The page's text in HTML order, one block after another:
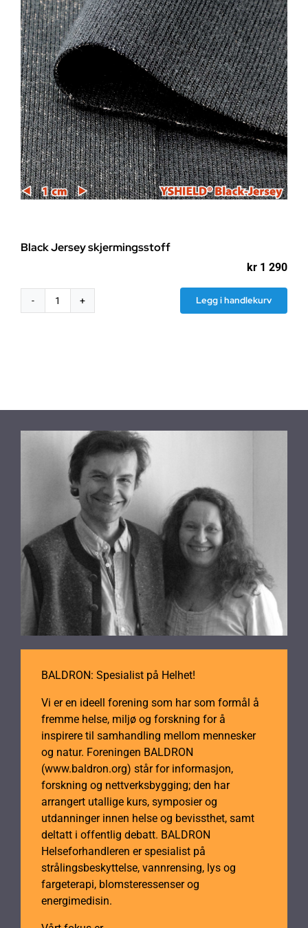
Black Jersey skjermingsstoff
kr 1 290
Black
Legg i handlekurv
BALDRON: Spesialist på Helhet!
Vi er en ideell forening som har som formål å
fremme helse, miljø og forskning for å
inspirere til samhandling mellom mennesker
og natur. Foreningen BALDRON
(www.baldron.org) står for informasjon,
forskning og nettverksbygging; den har
arrangert utallige kurs, symposier og
utdanninger innen helse og bevissthet, samt
deltatt i offentlig debatt. BALDRON
Helseforhandleren er spesialist på
strålingsbeskyttelse, vannrensing, lys og
fargeterapi, blomsteressenser og
energimedisin.